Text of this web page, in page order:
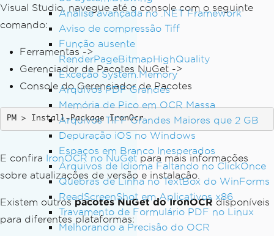
Análise avançada no .NET Framework
Aviso de compressão Tiff
Função ausente
RenderPageBitmapHighQuality
Exceção System.Memory
Arquivos PDF Grandes
Memória de Pico em OCR Massa
Arquivos TIFF Grandes Maiores que 2 GB
Depuração iOS no Windows
Espaços em Branco Inesperados
Arquivos de Idioma Faltando no ClickOnce
Quebras de Linha no TextBox do WinForms
ReadScreenShot em Aplicativos x86
Travamento de Formulário PDF no Linux
Melhorando a Precisão do OCR
Visual Studio, navegue até o console com o seguinte
comando:
Ferramentas ->
Gerenciador de Pacotes NuGet ->
Console do Gerenciador de Pacotes
Install-Package IronOcr
E confira IronOCR no NuGetpara mais informações
sobre atualizações de versão e instalação.
Existem outrospacotes NuGet do IronOCR disponíveis
para diferentes plataformas: